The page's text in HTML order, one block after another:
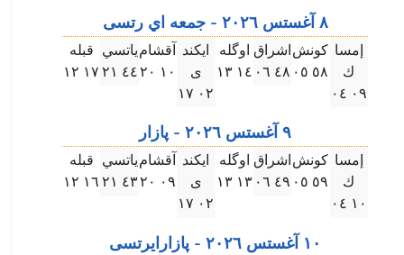
٨ آغستس ۲۰۲٦ - جمعه اي رتسى
إمسا
ك
۰٩ ۰٤
كونش
٥٨ ۰٥
اشراق
٤٨ ۰٦
اوگله
۱٤ ۱۳
ايكند
ى
۰۲ ۱٧
آقشام
۱۰ ۲۰
ياتسي
٤٤ ۲۱
قبله
۱٧ ۱۲
٩ آغستس ۲۰۲٦ - پازار
إمسا
ك
۱۰ ۰٤
كونش
٥٩ ۰٥
اشراق
٤٩ ۰٦
اوگله
۱۳ ۱۳
ايكند
ى
۰۲ ۱٧
آقشام
۰٩ ۲۰
ياتسي
٤۳ ۲۱
قبله
۱٦ ۱۲
۱۰ آغستس ۲۰۲٦ - پازارايرتسى